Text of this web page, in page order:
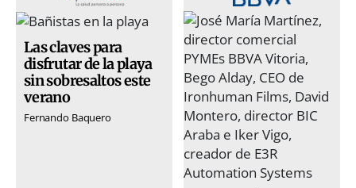
Las claves para
disfrutar de la playa
sin sobresaltos este
verano
Fernando Baquero